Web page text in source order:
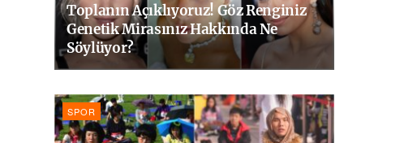
Toplanın Açıklıyoruz! Göz Renginiz
Genetik Mirasınız Hakkında Ne
Söylüyor?
SPOR